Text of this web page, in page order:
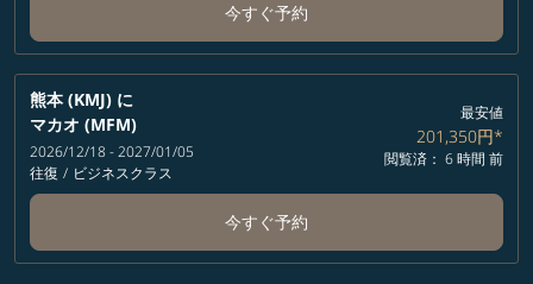
今すぐ予約
熊本 (KMJ) に
マカオ (MFM)
2026/12/18 - 2027/01/05
往復 / ビジネスクラス
最安値
201,350円*
閲覧済： 6 時間 前
今すぐ予約